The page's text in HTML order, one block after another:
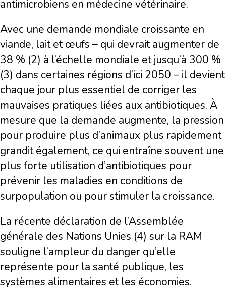
antimicrobiens en médecine vétérinaire.
Avec une demande mondiale croissante en
viande, lait et œufs – qui devrait augmenter de
38 % (2) à l’échelle mondiale et jusqu’à 300 %
(3) dans certaines régions d’ici 2050 – il devient
chaque jour plus essentiel de corriger les
mauvaises pratiques liées aux antibiotiques. À
mesure que la demande augmente, la pression
pour produire plus d’animaux plus rapidement
grandit également, ce qui entraîne souvent une
plus forte utilisation d’antibiotiques pour
prévenir les maladies en conditions de
surpopulation ou pour stimuler la croissance.
La récente déclaration de l’Assemblée
générale des Nations Unies (4) sur la RAM
souligne l’ampleur du danger qu’elle
représente pour la santé publique, les
systèmes alimentaires et les économies.